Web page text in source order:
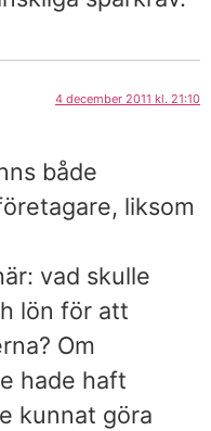
4 december 2011 kl. 21:10
både
liksom
vad skulle
lön för att
Om
hade haft
kunnat göra